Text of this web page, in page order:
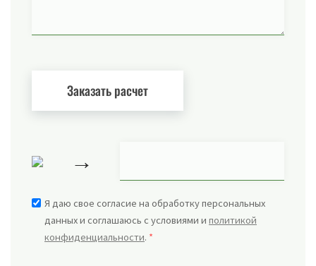
→
Я даю свое согласие на обработку персональных
данных и соглашаюсь с условиями и политикой
конфиденциальности. *